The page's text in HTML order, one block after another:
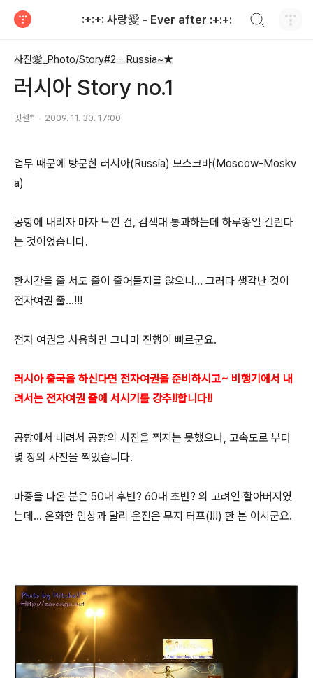
:+:+: 사랑愛 - Ever after :+:+:
사진愛_Photo/Story#2 - Russia~★
러시아 Story no.1
밋첼™ 2009. 11. 30. 17:00
업무 때문에 방문한 러시아(Russia) 모스크바(Moscow-Moskv
a)
공항에 내리자 마자 느낀 건, 검색대 통과하는데 하루종일 걸린다
는 것이었습니다.
한시간을 줄 서도 줄이 줄어들지를 않으니... 그러다 생각난 것이
전자여권 줄...!!!
전자 여권을 사용하면 그나마 진행이 빠르군요.
러시아 출국을 하신다면 전자여권을 준비하시고~ 비행기에서 내
려서는 전자여권 줄에 서시기를 강추!!합니다!!
공항에서 내려서 공항의 사진을 찍지는 못했으나, 고속도로 부터
몇 장의 사진을 찍었습니다.
마중을 나온 분은 50대 후반? 60대 초반? 의 고려인 할아버지였
는데... 온화한 인상과 달리 운전은 무지 터프(!!!) 한 분 이시군요.